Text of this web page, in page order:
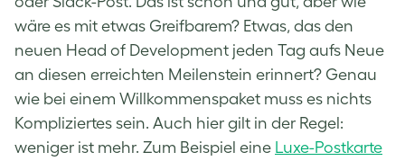
wäre es mit etwas Greifbarem? Etwas, das den
neuen Head of Development jeden Tag aufs Neue
an diesen erreichten Meilenstein erinnert? Genau
wie bei einem Willkommenspaket muss es nichts
Kompliziertes sein. Auch hier gilt in der Regel:
weniger ist mehr. Zum Beispiel eine Luxe-Postkarte